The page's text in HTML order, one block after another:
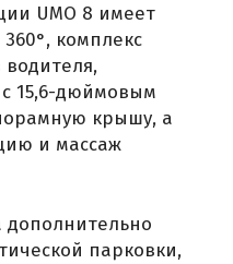
UMO 8 имеет
комплекс
водителя,
15,6-дюймовым
крышу, а
и массаж
дополнительно
парковки,